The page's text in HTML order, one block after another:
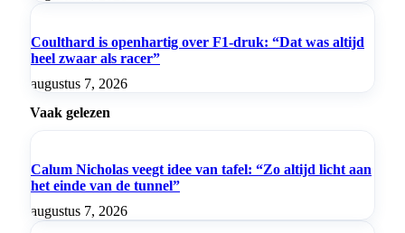
Coulthard is openhartig over F1-druk: “Dat was altijd
heel zwaar als racer”
augustus 7, 2026
Vaak gelezen
Calum Nicholas veegt idee van tafel: “Zo altijd licht aan
het einde van de tunnel”
augustus 7, 2026